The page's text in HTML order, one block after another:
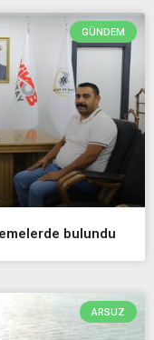
GÜNDEM
bulundu
ARSUZ